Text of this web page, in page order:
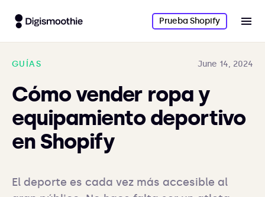
Prueba Shopify
GUÍAS June 14, 2024
Cómo vender ropa y
equipamiento deportivo
en Shopify
El deporte es cada vez más accesible al